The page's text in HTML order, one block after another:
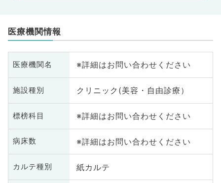
医療機関情報
医療機関名 ※詳細はお問い合わせください
施設種別 クリニック(美容・自由診療）
標榜科目 ※詳細はお問い合わせください
病床数 ※詳細はお問い合わせください
カルテ種別 紙カルテ